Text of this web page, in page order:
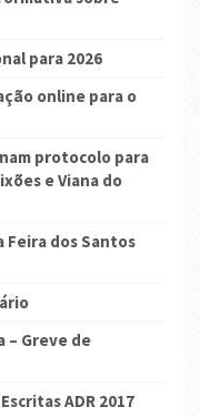
para 2026
online para o
protocolo para
e Viana do
Feira dos Santos
– Greve de
ADR 2017